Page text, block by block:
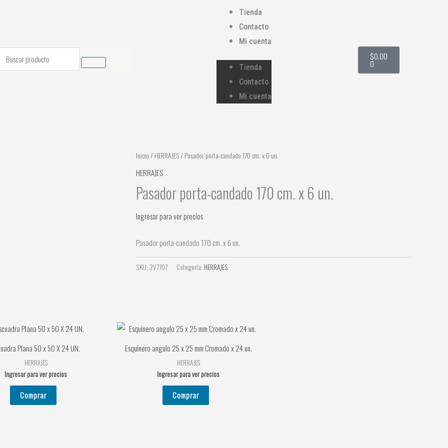
Tienda
Contacto
Mi cuenta
Tienda
Contacto
Mi cuenta
$0.00
0
Cart
Inicio / HERRAJES/ Pasador porta-candado 170 cm. x 6 un.
HERRAJES
Pasador porta-candado 170 cm. x 6 un.
Ingresar para ver precios
Pasador porta-candado 170 cm. x 6 un.
SKU: 2V7707 Categoría: HERRAJES
Plana 50 x 50 X 24 UN.
HERRAJES
Ingresar para ver precios
Comprar
Esquinero angulo 25 x 25 mm Cromado x 24 un.
HERRAJES
Ingresar para ver precios
Comprar